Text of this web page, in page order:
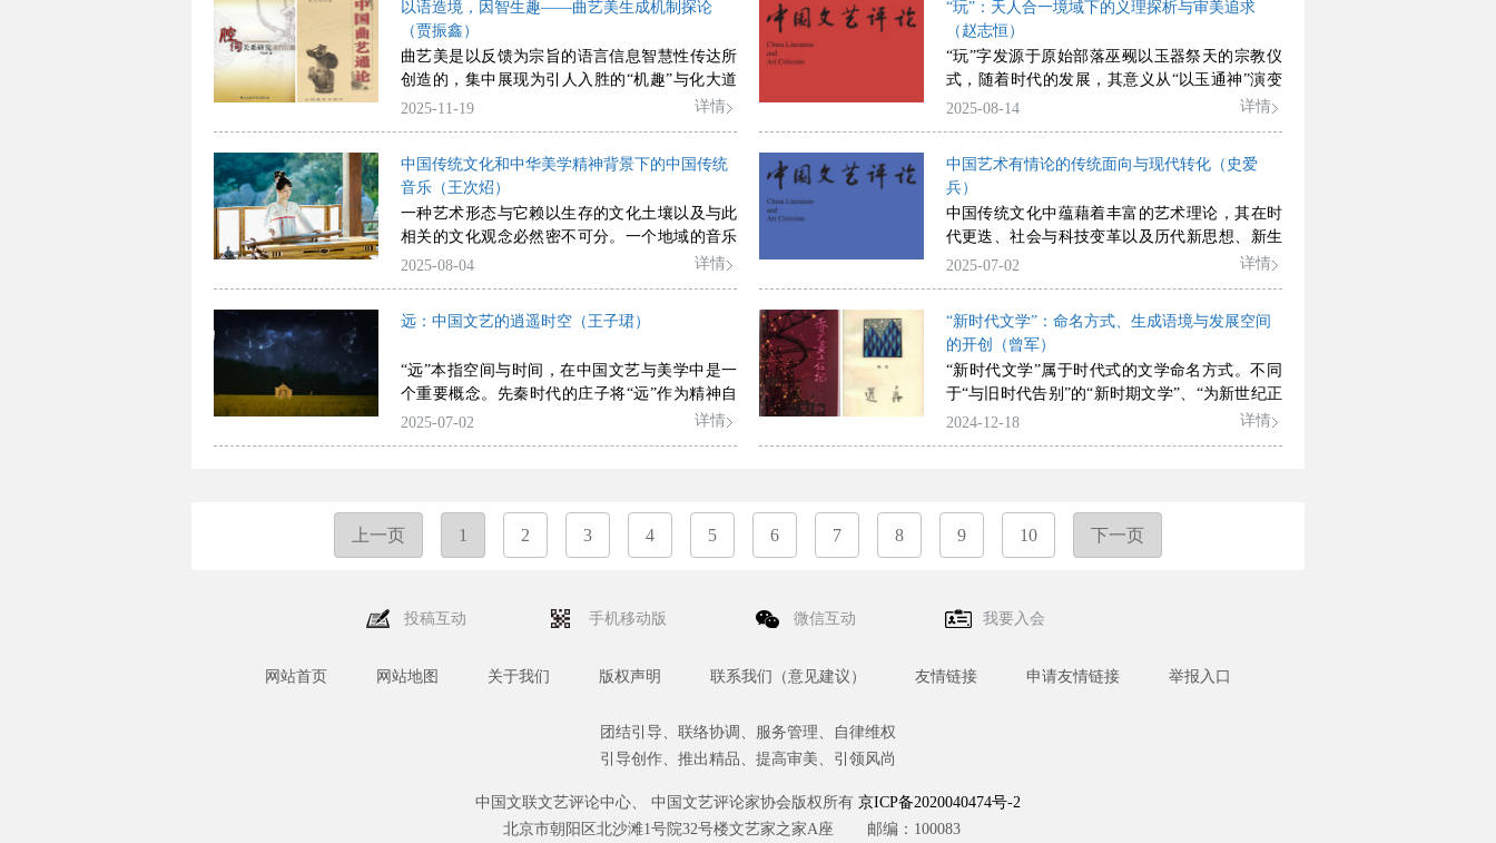
性的教学方法，不仅能够拓展美育课堂的教学维
度，而且能够深化学生的审美经验，因而具有重
要的方法论意义。
民认知、资本消费化倾向与可持续性不足等方面
的结构性局限；最后，以“共生型参与模式”的类
型特征与路径建构为核心议题，从可持续性、传
素及多主体协作、长期文化反思与内循环造血三
既有模式局限的基础上，为乡村文化振兴培育内
生力量与长久动力，形成多主体可持续参与机
制。
对出处的意思，在音乐舞蹈中获得广泛运用，“俯
仰”一词从形体动作拓展到精神自由与人格的超
越，具备了审美的内涵。在三国时期魏国阮籍、
嵇康的诗文中，这一词汇被重新书写，创造了新
的气象；晋宋诗人陶渊明则在他的田园诗中，将
其与审美人生相融合，从而激活了这一词汇的美
学价值，融入中国文化的精神家园中。“俯仰”一
词虽然不是严格意义上的文艺范畴，但是它具备
了文化意义上的内涵，彰显出中国话语的原生与
外衍的活力，对今天的文艺书写与话语建设仍然
现实性与潜在性特征；音乐写意精神之“意象”通
过“观物取象”与“直抒胸臆”两种美学路径，实现
从抽象精神到具体艺术形式的转化；音乐写意精
神之“意境”借助“以音造境”的独特路径，实现从
个体情感到哲学智慧的超越。
以语造境，因智生趣——曲艺美生成机制探论
（贾振鑫）
曲艺美是以反馈为宗旨的语言信息智慧性传达所
创造的，集中展现为引人入胜的“机趣”与化大道
于无形的“理趣”相融合的“智趣美”。语言是曲艺
传统哲学的“超越思维”为底层逻辑，运用“虚实相
生、观演共情、妙趣横生”的叙事智慧，对日常生
活进行创造。曲艺表演是曲艺美集中呈现的核心
阶段，通过以表演者为主导的语言信息具象化与
形体表演“点得醒”观众的艺术传达来建构。从
而，形成了“以语造境，因智生趣”的曲艺美生成
机制。
2025-11-19 详情
“玩”：天人合一境域下的义理探析与审美追求
（赵志恒）
“玩”字发源于原始部落巫觋以玉器祭天的宗教仪
式，随着时代的发展，其意义从“以玉通神”演变
为“以物通理”，成为对天人合一境域下的心物交
喻”化的运思与言说、深入探究所“玩”之物深刻义
理的同时，又能从中获得超脱世俗的审美快感。
对古代文艺而言，“玩”是贯穿创作和批评鉴赏始
终的审美范畴，既揭示了审美主体同对象之间你
中有我、我中有你的心物交融的紧密联系，也体
现出审美主体在天人交融、主客一体的精神高度
自由的境界中所生出的惬意、悠然的审美心态。
2025-08-14 详情
中国传统文化和中华美学精神背景下的中国传统
音乐（王次炤）
一种艺术形态与它赖以生存的文化土壤以及与此
相关的文化观念必然密不可分。一个地域的音乐
艺术也同样依附于该地域的文化环境。中国文化
点：统一的音乐观念、趋同的音乐形态和程式化
力的音乐形态和音乐思维的传承性等。中华美学
精神贯穿在儒道思想的对立与交融之中，儒家美
善合一的审美观念和道家情景相即的审美情趣促
使中国传统音乐形成了独特的思维方式和表现形
崇尚自然的题材、独白自娱的器乐表现和“虚”的
意境与“含蓄”的表现方式等。这种思维方式和表
史中始终保持强大的生命力，成为中国传统文化
2025-08-04 详情
中国艺术有情论的传统面向与现代转化（史爱
兵）
中国传统文化中蕴藉着丰富的艺术理论，其在时
代更迭、社会与科技变革以及历代新思想、新生
活方式的引领下，不断地自我调整，吐故纳新，
释路径的基础上，明了其于传统向现代前行中的
承继与坚守、转化与新变，揭示其历史进程中的
常变之理，并提出作为“共同发现的视界”，中国
艺术有情论在新时代下适应与转化的新思维，以
此见微知著，兼论中国传统艺术理论的创造性转
化问题。
2025-07-02 详情
远：中国文艺的逍遥时空（王子珺）
“远”本指空间与时间，在中国文艺与美学中是一
个重要概念。先秦时代的庄子将“远”作为精神自
由的概念，通过精神的张力融合了时空距离，创
远”相结合。宋代的画论则对远近距离进行了重新
论述，创造了“三远法”，并对这一概念的精神张
力进行了卓有建树的论述，使其升华到范畴的境
空，彰显出中国文艺不同于西方文艺的文化特
2025-07-02 详情
“新时代文学”：命名方式、生成语境与发展空间
的开创（曾军）
“新时代文学”属于时代式的文学命名方式。不同
于“与旧时代告别”的“新时期文学”、“为新世纪正
名”的“新世纪文学”，“新时代文学”则是“创造新时
学”的发展方向和总体样貌。“新时代文学”的总体
格局表现为遵循现实主义创作原则、致力于“再造
史诗”的严肃文学，适应新兴的网络技术、致力于
鼎立的状态。“新时代文学”具有开放性、互动性
活力和创造力的文学形态。
2024-12-18 详情
上一页 1 2 3 4 5 6 7 8 9 10 下一页
投稿互动 手机移动版 微信互动 我要入会
网站首页 网站地图 关于我们 版权声明 联系我们（意见建议） 友情链接 申请友情链接 举报入口
团结引导、联络协调、服务管理、自律维权
引导创作、推出精品、提高审美、引领风尚
中国文联文艺评论中心、 中国文艺评论家协会版权所有 京ICP备2020040474号-2
北京市朝阳区北沙滩1号院32号楼文艺家之家A座
邮编：100083